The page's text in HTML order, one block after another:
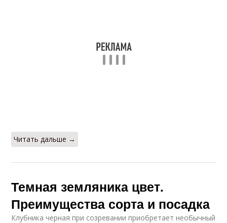
Читать дальше →
Темная земляника цвет.
Преимущества сорта и посадка
Клубника черная при созревании приобретает необычный